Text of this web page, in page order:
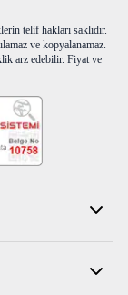
telif hakları saklıdır.
ve kopyalanamaz.
arz edebilir. Fiyat ve